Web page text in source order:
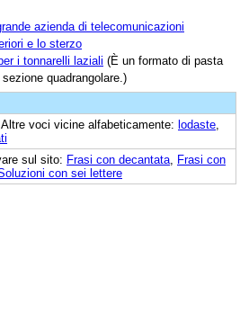
azienda di telecomunicazioni
e lo sterzo
i tonnarelli laziali (È un formato di pasta
quadrangolare.)
. Altre voci vicine alfabeticamente: lodaste
sul sito: Frasi con decantata Frasi con
con sei lettere